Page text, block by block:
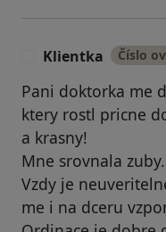
Klientka Číslo
Pani doktorka me
ktery rostl pricne
a krasny!
Mne srovnala zuby.
Vzdy je
me i na dceru